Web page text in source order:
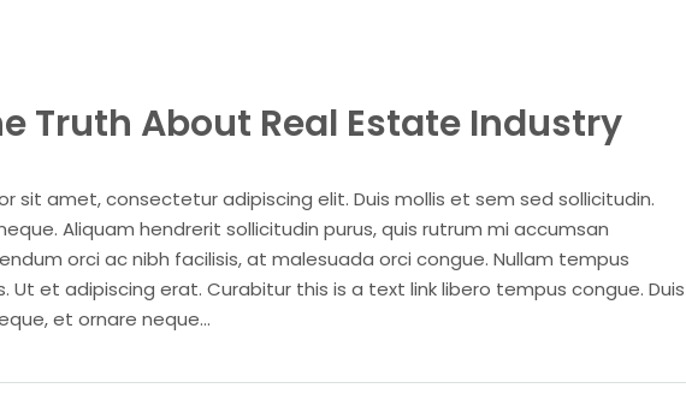
Truth About Real Estate Industry
sit amet, consectetur adipiscing elit. Duis mollis et sem sed sollicitudin.
Aliquam hendrerit sollicitudin purus, quis rutrum mi accumsan
orci ac nibh facilisis, at malesuada orci congue. Nullam tempus
Ut et adipiscing erat. Curabitur this is a text link libero tempus congue. Duis
et ornare neque...